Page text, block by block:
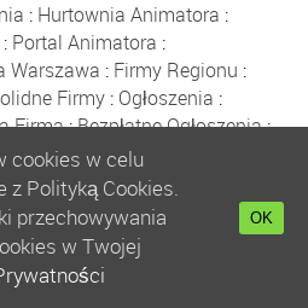
: Hurtownia Animatora :
: Portal Animatora :
Warszawa : Firmy Regionu :
Firmy: Ogłoszenia :
Firma:Bezpłatne Ogłoszenia:
Wolnego:
Warszawa:sklep animatora
Bezpłatne Ogłoszenia
:Kurs Animatora
:
Warszawa :Rumia
:
cookies w celu
z Polityką Cookies.
przechowywania
w Twojej
OK